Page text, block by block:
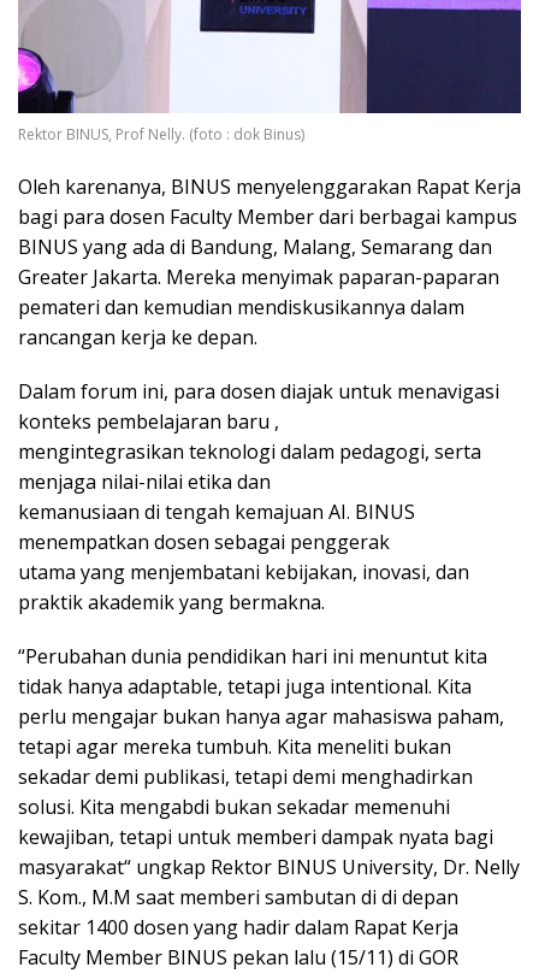
Rektor BINUS, Prof Nelly. (foto : dok Binus)
Oleh karenanya, BINUS menyelenggarakan Rapat Kerja
bagi para dosen Faculty Member dari berbagai kampus
BINUS yang ada di Bandung, Malang, Semarang dan
Greater Jakarta. Mereka menyimak paparan-paparan
pemateri dan kemudian mendiskusikannya dalam
rancangan kerja ke depan.
Dalam forum ini, para dosen diajak untuk menavigasi
konteks pembelajaran baru ,
mengintegrasikan teknologi dalam pedagogi, serta
menjaga nilai-nilai etika dan
kemanusiaan di tengah kemajuan AI. BINUS
menempatkan dosen sebagai penggerak
utama yang menjembatani kebijakan, inovasi, dan
praktik akademik yang bermakna.
“Perubahan dunia pendidikan hari ini menuntut kita
tidak hanya adaptable, tetapi juga intentional. Kita
perlu mengajar bukan hanya agar mahasiswa paham,
tetapi agar mereka tumbuh. Kita meneliti bukan
sekadar demi publikasi, tetapi demi menghadirkan
solusi. Kita mengabdi bukan sekadar memenuhi
kewajiban, tetapi untuk memberi dampak nyata bagi
masyarakat“ ungkap Rektor BINUS University, Dr. Nelly
S. Kom., M.M saat memberi sambutan di di depan
sekitar 1400 dosen yang hadir dalam Rapat Kerja
Faculty Member BINUS pekan lalu (15/11) di GOR